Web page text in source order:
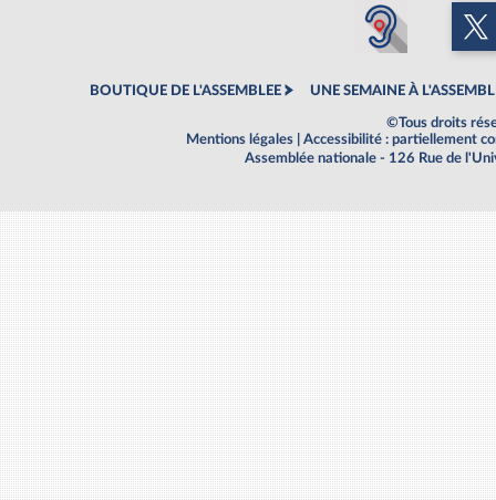
BOUTIQUE DE L'ASSEMBLEE UNE SEMAINE À
©Tous droits
Mentions légales
Accessibilité : partiellement
Assemblée nationale - 126 Rue de